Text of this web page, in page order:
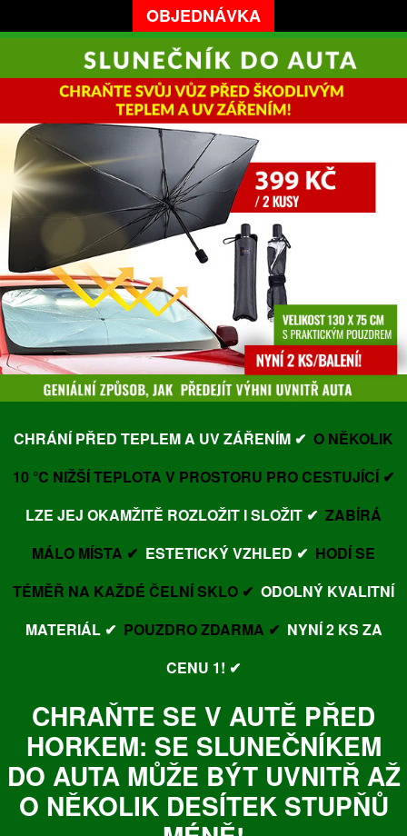
OBJEDNÁVKA
CHRÁNÍ PŘED TEPLEM A UV ZÁŘENÍM ✔ O NĚKOLIK
10 °C NIŽŠÍ TEPLOTA V PROSTORU PRO CESTUJÍCÍ ✔
LZE JEJ OKAMŽITĚ ROZLOŽIT I SLOŽIT ✔ ZABÍRÁ
MÁLO MÍSTA ✔ ESTETICKÝ VZHLED ✔ HODÍ SE
TÉMĚŘ NA KAŽDÉ ČELNÍ SKLO ✔ ODOLNÝ KVALITNÍ
MATERIÁL ✔ POUZDRO ZDARMA ✔ NYNÍ 2 KS ZA
CENU 1! ✔
CHRAŇTE SE V AUTĚ PŘED
HORKEM: SE SLUNEČNÍKEM
DO AUTA MŮŽE BÝT UVNITŘ AŽ
O NĚKOLIK DESÍTEK STUPŇŮ